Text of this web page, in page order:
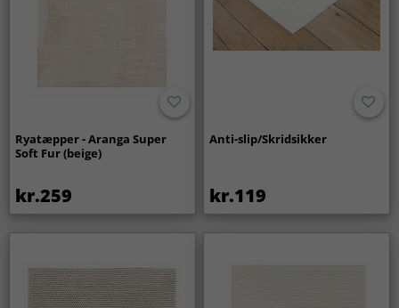
Ryatæpper - Aranga Super
Soft Fur (beige)
kr.259
Anti-slip/Skridsikker
kr.119